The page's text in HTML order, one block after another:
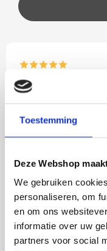
Toestemming
Deze Webshop
We gebruiken
personaliseren, om
en om ons
informatie over uw
partners voor social
Rian
lamp heb
besteld. De
netjes en veilig